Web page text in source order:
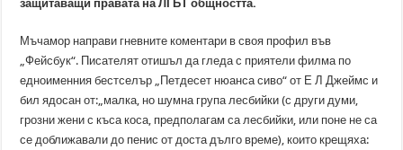
защитаващи правата на ЛГБТ общността.
Мъчамор направи гневните коментари в своя профил във
„Фейсбук“. Писателят отишъл да гледа с приятели филма по
едноименния бестселър „Петдесет нюанса сиво“ от Е Л Джеймс и
бил ядосан от:„малка, но шумна група лесбийки (с други думи,
грозни жени с къса коса, предполагам са лесбийки, или поне не са
се доближавали до пенис от доста дълго време), които крещяха: